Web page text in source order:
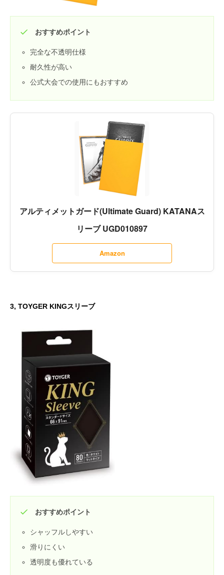
おすすめポイント
完全な不透明仕様
耐久性が高い
公式大会での使用にもおすすめ
アルティメットガード(Ultimate Guard) KATANAス
リーブ UGD010897
Amazon
3, TOYGER KINGスリーブ
おすすめポイント
シャッフルしやすい
滑りにくい
透明度も優れている